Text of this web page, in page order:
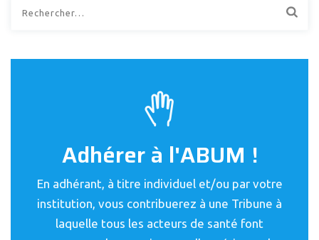
Adhérer à l'ABUM !
En adhérant, à titre individuel et/ou par votre
institution, vous contribuerez à une Tribune à
laquelle tous les acteurs de santé font